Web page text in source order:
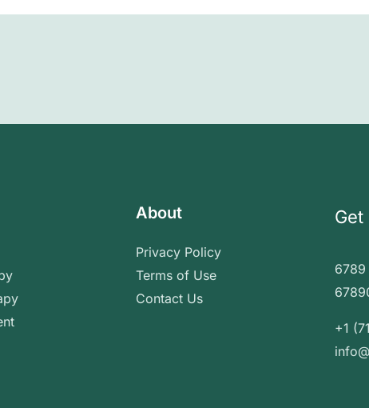
About
Privacy Policy
Terms of Use
Contact Us
Get
6789
+1